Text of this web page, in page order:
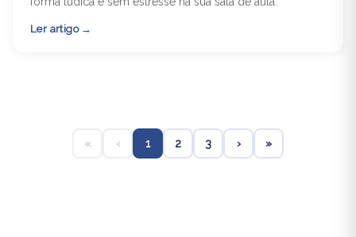
Ler artigo
« ‹ 1 2 3 › »